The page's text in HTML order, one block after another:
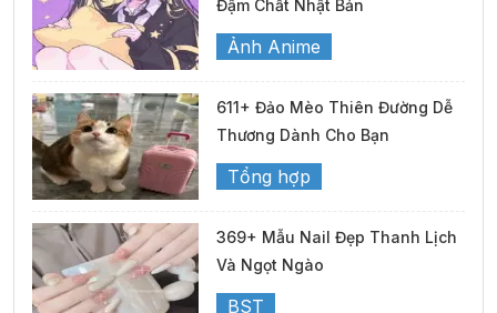
Đậm Chất Nhật Bản
Ảnh Anime
611+ Đảo Mèo Thiên Đường Dễ
Thương Dành Cho Bạn
Tổng hợp
369+ Mẫu Nail Đẹp Thanh Lịch
Và Ngọt Ngào
BST